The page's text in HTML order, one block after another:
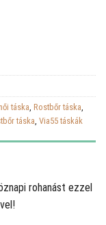
táska, Rostbőr táska,
táska, Via55 táskák
rohanást ezzel